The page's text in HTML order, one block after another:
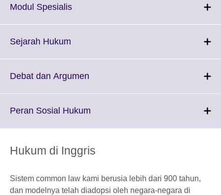
More
Modul SpesialisClick
Sejarah Hukum
More
Debat dan Argumen
More
Peran Sosial Hukum
information
Hukum di Inggris
Sistem common law kami berusia lebih dari 900 tahun,
dan modelnya telah diadopsi oleh negara-negara di